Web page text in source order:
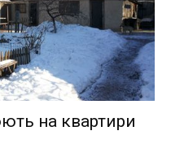
на квартири